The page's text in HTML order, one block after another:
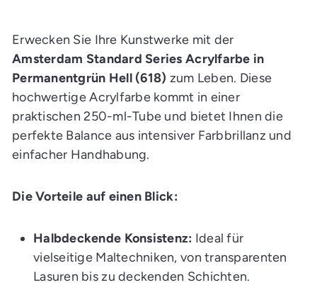
n
k
a
u
f
s
a
e
e
n
Erwecken Sie Ihre Kunstwerke mit der
Amsterdam Standard Series Acrylfarbe in
Permanentgrün Hell (618) zum Leben. Diese
hochwertige Acrylfarbe kommt in einer
praktischen 250-ml-Tube und bietet Ihnen die
perfekte Balance aus intensiver Farbbrillanz und
einfacher Handhabung.
Die Vorteile auf einen Blick:
Halbdeckende Konsistenz: Ideal für
vielseitige Maltechniken, von transparenten
Lasuren bis zu deckenden Schichten.